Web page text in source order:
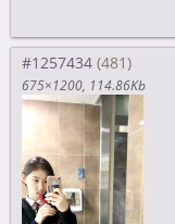
#1257434
675×1200 114.86Kb